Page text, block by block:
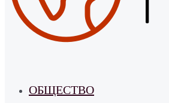
ОБЩЕСТВО